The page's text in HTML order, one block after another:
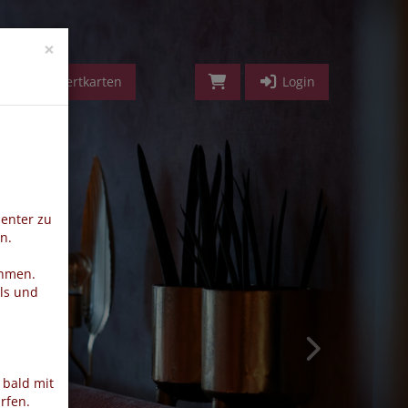
Geldwertkarten Login
×
zu
und
bald mit